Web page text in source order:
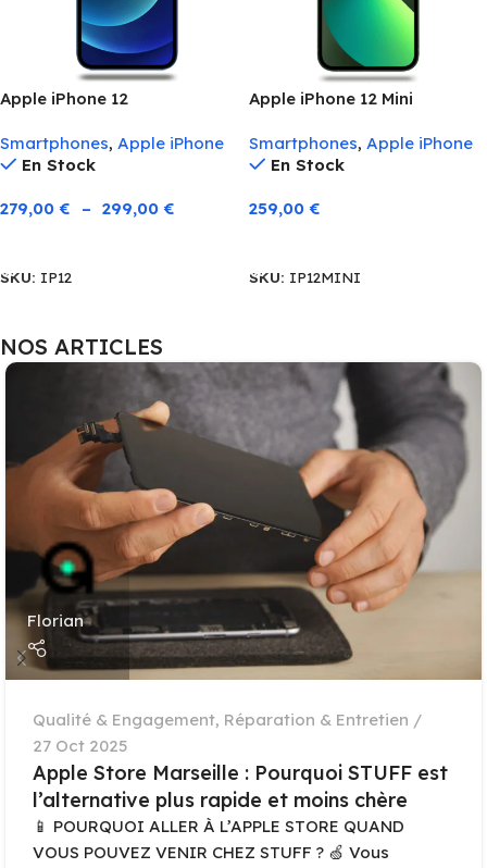
Apple iPhone 12
Smartphones, Apple iPhone
En Stock
279,00€ – 299,00€
SKU: IP12
Apple iPhone 12 Mini
Smartphones, Apple iPhone
En Stock
259,00€
SKU: IP12MINI
NOS ARTICLES
Florian
Qualité & Engagement, Réparation & Entretien
27 Oct 2025
Apple Store Marseille : Pourquoi STUFF est
l’alternative plus rapide et moins chère
📱 POURQUOI ALLER À L’APPLE STORE QUAND
VOUS POUVEZ VENIR CHEZ STUFF ? 🍏 Vous